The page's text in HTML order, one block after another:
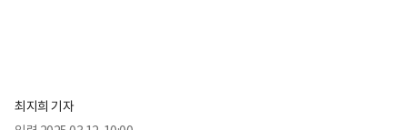
최지희 기자